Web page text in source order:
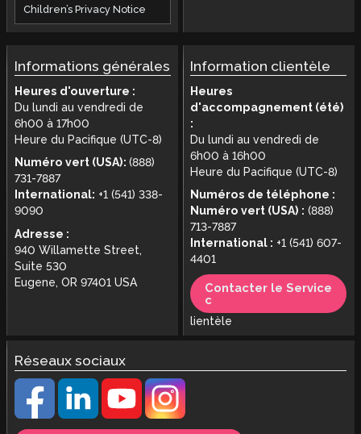
Children’s Privacy Notice
Informations générales
Heures d'ouverture :
Du lundi au vendredi de
6h00 à 17h00
Heure du Pacifique (UTC-8)
Numéro vert (USA): (888)
731-7887
International: +1 (541) 338-
9090
Adresse :
940 Willamette Street,
Suite 530
Eugene, OR 97401 USA
Information clientèle
Heures
d'accompagnement (été)
:
Du lundi au vendredi de
6h00 à 16h00
Heure du Pacifique (UTC-8)
Numéros de téléphone :
Numéro vert (USA) : (888)
713-7887
International : +1 (541) 607-
4401
Contacter le Service
c
lientèle
Réseaux sociaux